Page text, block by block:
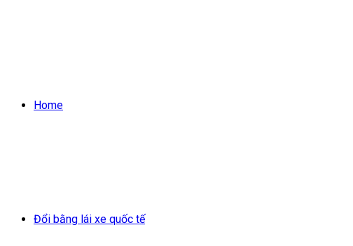
Home
Đổi bằng lái xe quốc tế